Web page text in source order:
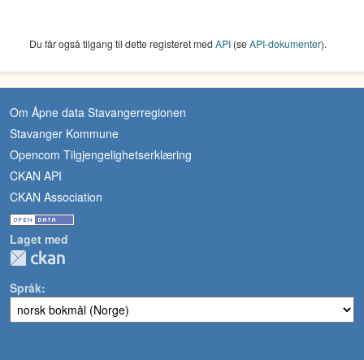
Du får også tilgang til dette registeret med API (seAPI-dokumenter).
Om Åpne data Stavangerregionen
Stavanger Kommune
Opencom Tilgjengelighetserklæring
CKAN API
CKAN Association
Laget med
Språk